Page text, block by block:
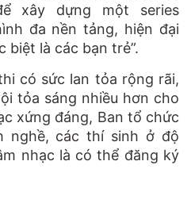
xây dựng một series
đa nền tảng, hiện đại
biệt là các bạn trẻ”.
có sức lan tỏa rộng rãi,
tỏa sáng nhiều hơn cho
xứng đáng, Ban tổ chức
nghề, các thí sinh ở độ
nhạc là có thể đăng ký